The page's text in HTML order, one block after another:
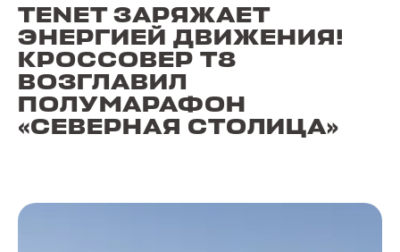
TENET ЗАРЯЖАЕТ
ЭНЕРГИЕЙ ДВИЖЕНИЯ!
КРОССОВЕР T8
ВОЗГЛАВИЛ
ПОЛУМАРАФОН
«СЕВЕРНАЯ СТОЛИЦА»